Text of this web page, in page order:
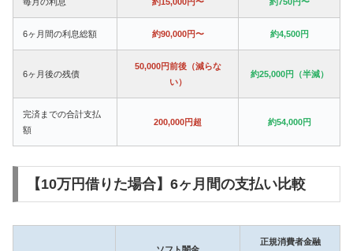
6ヶ月間の利息総額 約90,000円〜 約4,500円
6ヶ月後の残債
50,000円前後（減らな
い）
約25,000円（半減）
完済までの合計支払
額
200,000円超 約54,000円
【10万円借りた場合】6ヶ月間の支払い比較
正規消費者金融